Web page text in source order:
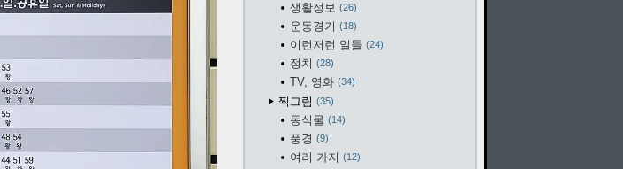
생활정보 26
운동경기 18
이런저런 일들 24
정치 28
TV, 영화 34
찍그림 35
동식물 14
풍경 9
여러 가지 12